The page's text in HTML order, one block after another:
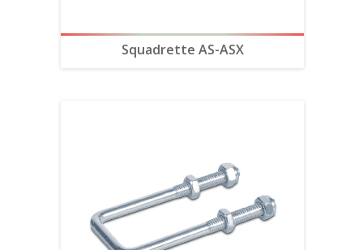
Squadrette AS-ASX